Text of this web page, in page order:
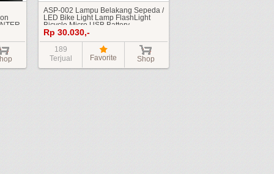
ASP-002 Lampu Belakang Sepeda /
LED Bike Light Lamp FlashLight
Bicycle Micro USB Battery
Rechargeable / SENTER SINAR
TERANG Baterai Rechargeable
Rp 30.030,-
189
Terjual
Favorite Shop